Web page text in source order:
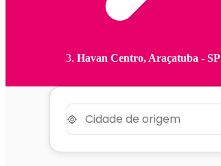
Havan Centro, Araçatuba - SP